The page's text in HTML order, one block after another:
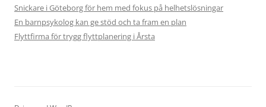
Snickare i Göteborg för hem med fokus på helhetslösningar
En barnpsykolog kan ge stöd och ta fram en plan
Flyttfirma för trygg flyttplanering i Årsta